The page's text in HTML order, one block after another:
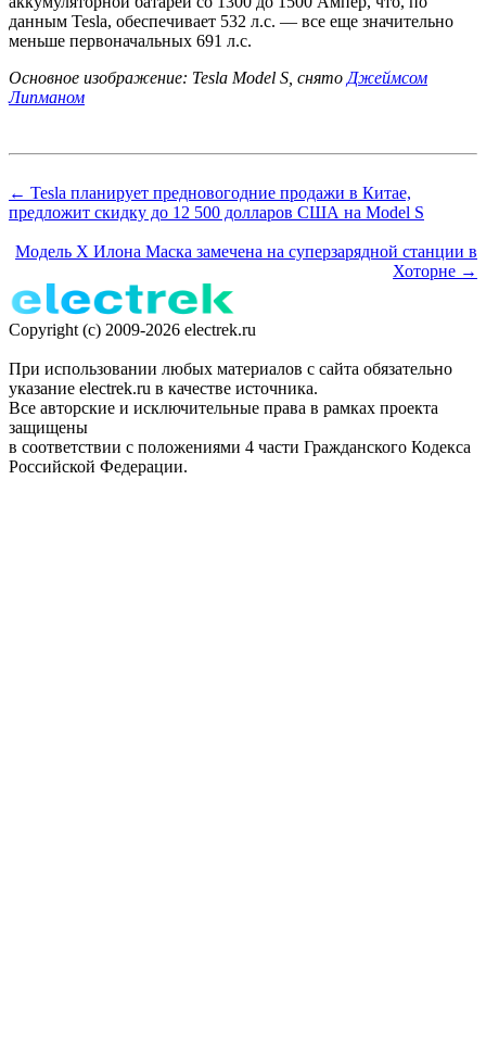
данным Tesla, обеспечивает 532 л.с. — все еще значительно
меньше первоначальных 691 л.с.
Основное изображение: Tesla Model S, снятоДжеймсом
Липманом
← Tesla планирует предновогодние продажи в Китае,
предложит скидку до 12 500 долларов США на Model S
Модель X Илона Маска замечена на суперзарядной станции в
Хоторне →
Copyright (c) 2009-2026 electrek.ru
При использовании любых материалов с сайта обязательно
указание electrek.ru в качестве источника.
Все авторские и исключительные права в рамках проекта
защищены
в соответствии с положениями 4 части Гражданского Кодекса
Российской Федерации.